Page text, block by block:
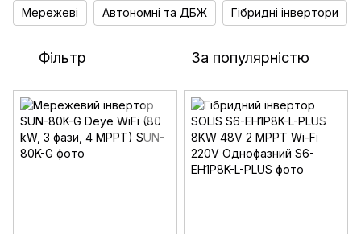
Мережеві Автономні та ДБЖ Гібридні інвертори
Фільтр За популярністю